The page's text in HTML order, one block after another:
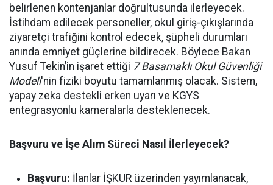
belirlenen kontenjanlar doğrultusunda ilerleyecek.
İstihdam edilecek personeller, okul giriş-çıkışlarında
ziyaretçi trafiğini kontrol edecek, şüpheli durumları
anında emniyet güçlerine bildirecek. Böylece Bakan
Yusuf Tekin’in işaret ettiği 7 Basamaklı Okul Güvenliği
Modeli'nin fiziki boyutu tamamlanmış olacak. Sistem,
yapay zeka destekli erken uyarı ve KGYS
entegrasyonlu kameralarla desteklenecek.
Başvuru ve İşe Alım Süreci Nasıl İlerleyecek?
Başvuru: İlanlar İŞKUR üzerinden yayımlanacak,